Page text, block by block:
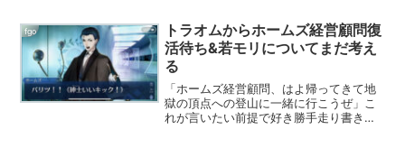
ンとクルミのシュトレン」概要GARDEN
HOUSE CRAF...
fgo
トラオムからホームズ経営顧問復
活待ち&若モリについてまだ考え
る
「ホームズ経営顧問、はよ帰ってきて地
獄の頂点への登山に一緒に行こうぜ」こ
れが言いたい前提で好き勝手走り書きし